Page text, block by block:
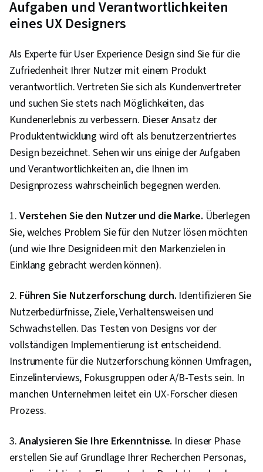
Aufgaben und Verantwortlichkeiten
eines UX Designers
Als Experte für User Experience Design sind Sie für die
Zufriedenheit Ihrer Nutzer mit einem Produkt
verantwortlich. Vertreten Sie sich als Kundenvertreter
und suchen Sie stets nach Möglichkeiten, das
Kundenerlebnis zu verbessern. Dieser Ansatz der
Produktentwicklung wird oft als benutzerzentriertes
Design bezeichnet. Sehen wir uns einige der Aufgaben
und Verantwortlichkeiten an, die Ihnen im
Designprozess wahrscheinlich begegnen werden.
1. Verstehen Sie den Nutzer und die Marke. Überlegen
Sie, welches Problem Sie für den Nutzer lösen möchten
(und wie Ihre Designideen mit den Markenzielen in
Einklang gebracht werden können).
2. Führen Sie Nutzerforschung durch. Identifizieren Sie
Nutzerbedürfnisse, Ziele, Verhaltensweisen und
Schwachstellen. Das Testen von Designs vor der
vollständigen Implementierung ist entscheidend.
Instrumente für die Nutzerforschung können Umfragen,
Einzelinterviews, Fokusgruppen oder A/B-Tests sein. In
manchen Unternehmen leitet ein UX-Forscher diesen
Prozess.
3.Analysieren Sie Ihre Erkenntnisse. In dieser Phase
erstellen Sie auf Grundlage Ihrer Recherchen Personas,